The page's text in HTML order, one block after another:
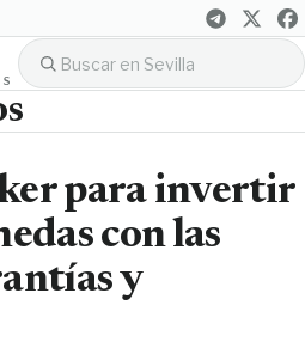
para invertir
con las
y